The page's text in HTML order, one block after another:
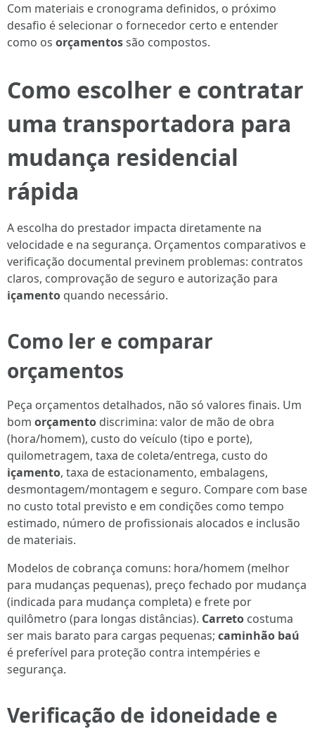
Com materiais e cronograma definidos, o próximo
desafio é selecionar o fornecedor certo e entender
como os orçamentossão compostos.
Como escolher e contratar
uma transportadora para
mudança residencial
rápida
A escolha do prestador impacta diretamente na
velocidade e na segurança. Orçamentos comparativos e
verificação documental previnem problemas: contratos
claros, comprovação de seguro e autorização para
içamento quando necessário.
Como ler e comparar
orçamentos
Peça orçamentos detalhados, não só valores finais. Um
bom orçamento discrimina: valor de mão de obra
(hora/homem), custo do veículo (tipo e porte),
quilometragem, taxa de coleta/entrega, custo do
içamento, taxa de estacionamento, embalagens,
desmontagem/montagem e seguro. Compare com base
no custo total previsto e em condições como tempo
estimado, número de profissionais alocados e inclusão
de materiais.
Modelos de cobrança comuns: hora/homem (melhor
para mudanças pequenas), preço fechado por mudança
(indicada para mudança completa) e frete por
quilômetro (para longas distâncias). Carreto costuma
ser mais barato para cargas pequenas; caminhão baú
é preferível para proteção contra intempéries e
segurança.
Verificação de idoneidade e